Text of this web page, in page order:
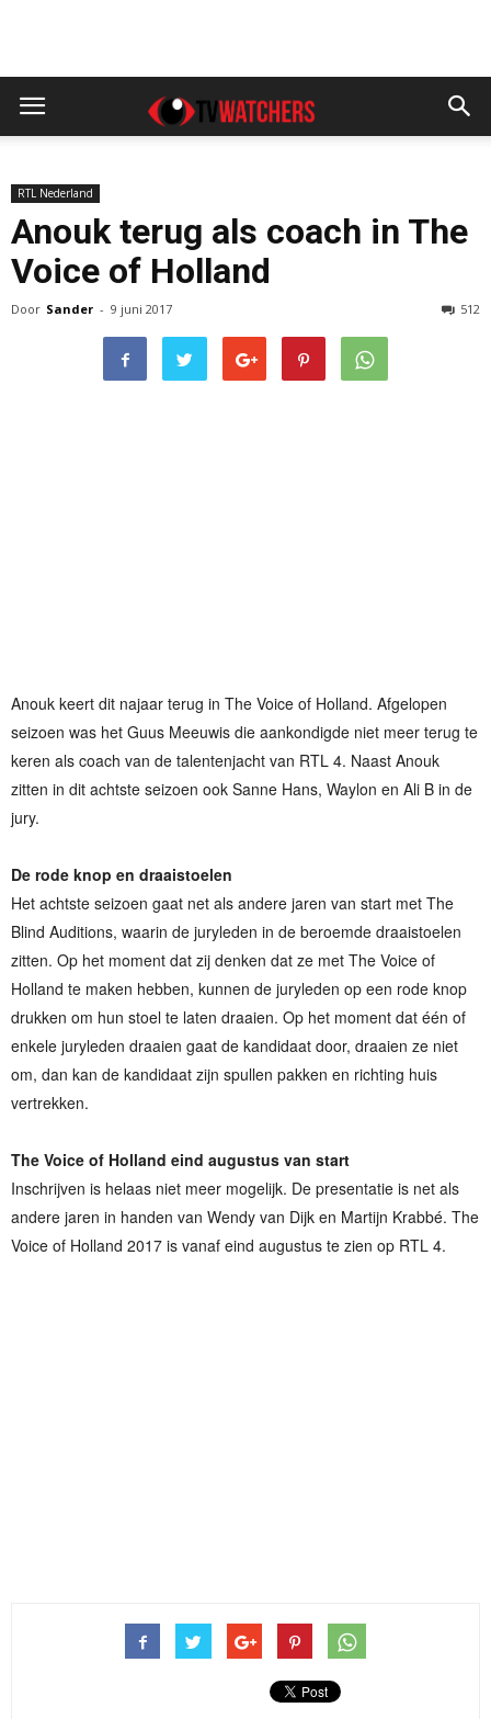
RTL Nederland
Anouk terug als coach in The
Voice of Holland
Door Sander - 9 juni 2017 512
Anouk keert dit najaar terug in The Voice of Holland. Afgelopen
seizoen was het Guus Meeuwis die aankondigde niet meer terug te
keren als coach van de talentenjacht van RTL 4. Naast Anouk
zitten in dit achtste seizoen ook Sanne Hans, Waylon en Ali B in de
jury.
De rode knop en draaistoelen
Het achtste seizoen gaat net als andere jaren van start met The
Blind Auditions, waarin de juryleden in de beroemde draaistoelen
zitten. Op het moment dat zij denken dat ze met The Voice of
Holland te maken hebben, kunnen de juryleden op een rode knop
drukken om hun stoel te laten draaien. Op het moment dat één of
enkele juryleden draaien gaat de kandidaat door, draaien ze niet
om, dan kan de kandidaat zijn spullen pakken en richting huis
vertrekken.
The Voice of Holland eind augustus van start
Inschrijven is helaas niet meer mogelijk. De presentatie is net als
andere jaren in handen van Wendy van Dijk en Martijn Krabbé. The
Voice of Holland 2017 is vanaf eind augustus te zien op RTL 4.